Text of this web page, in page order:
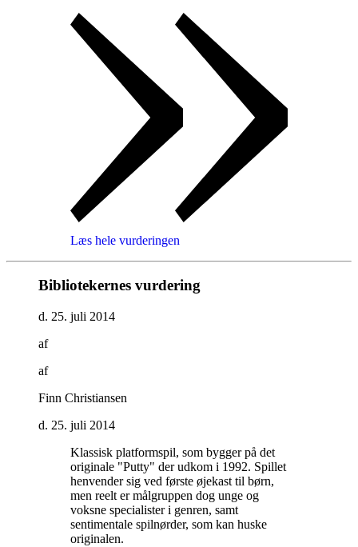
Læs hele vurderingen
Bibliotekernes vurdering
d. 25. juli 2014
af
af
Finn Christiansen
d. 25. juli 2014
Klassisk platformspil, som bygger på det
originale "Putty" der udkom i 1992. Spillet
henvender sig ved første øjekast til børn,
men reelt er målgruppen dog unge og
voksne specialister i genren, samt
sentimentale spilnørder, som kan huske
originalen.